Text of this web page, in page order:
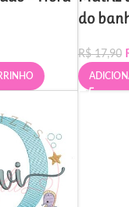
do
R$17,90